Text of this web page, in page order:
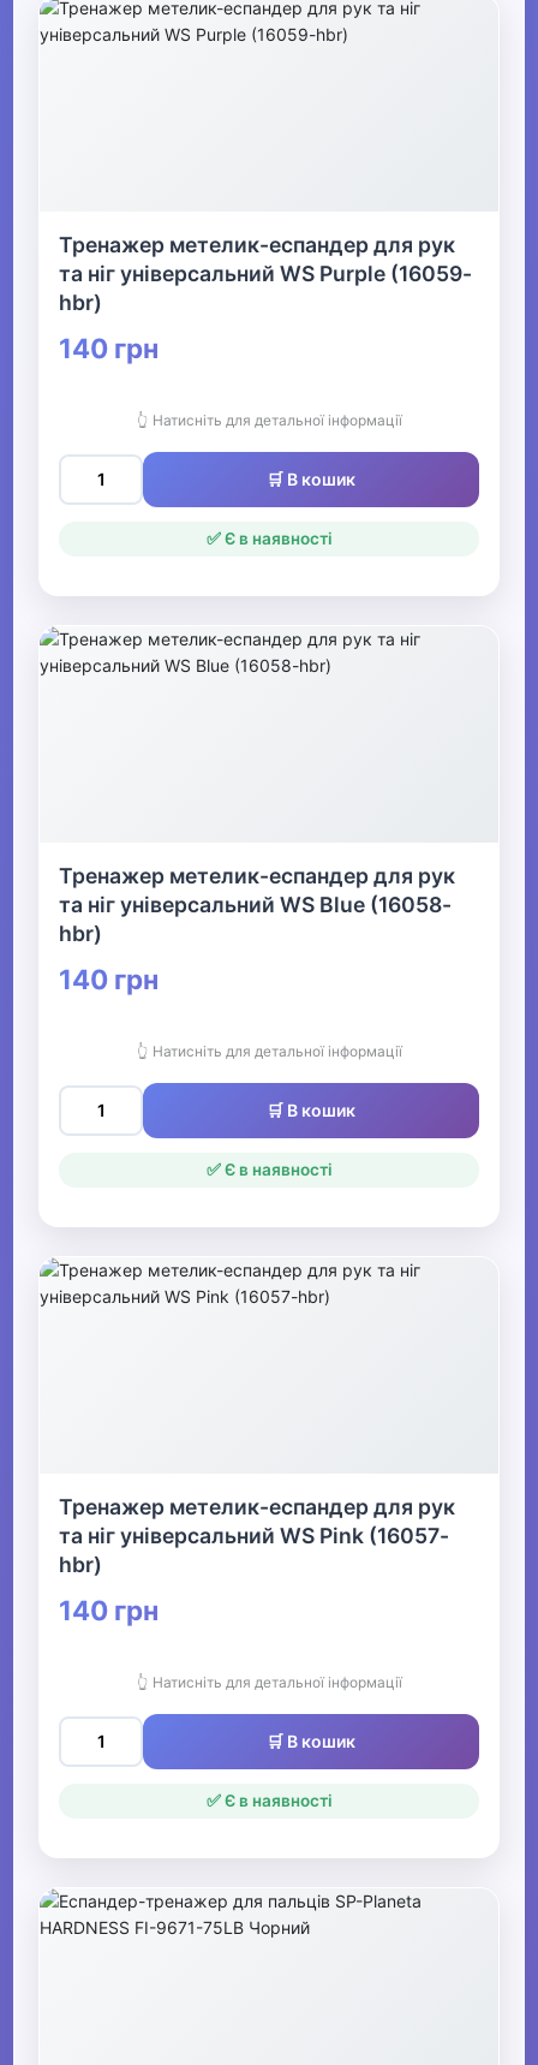
Тренажер метелик-еспандер для рук
та ніг універсальний WS Purple (16059-
hbr)
140 грн
👆 Натисніть для детальної інформації
🛒 В кошик
✅ Є в наявності
Тренажер метелик-еспандер для рук
та ніг універсальний WS Blue (16058-
hbr)
140 грн
👆 Натисніть для детальної інформації
🛒 В кошик
✅ Є в наявності
Тренажер метелик-еспандер для рук
та ніг універсальний WS Pink (16057-
hbr)
140 грн
👆 Натисніть для детальної інформації
🛒 В кошик
✅ Є в наявності